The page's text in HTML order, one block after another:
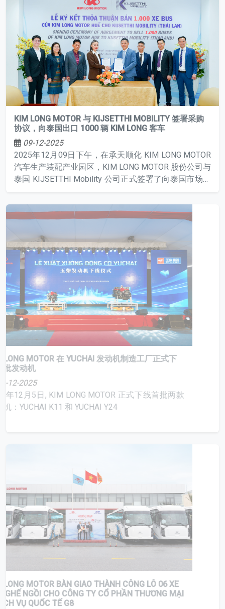
KIM LONG MOTOR 与 KIJSETTHI MOBILITY 签署采购
协议，向泰国出口 1000 辆 KIM LONG 客车
09-12-2025
2025年12月09日下午，在承天顺化 KIM LONG MOTOR
汽车生产装配产业园区，KIM LONG MOTOR 股份公司与
泰国 KIJSETTHI Mobility 公司正式签署了向泰国市场供
KIM LONG MOTOR 在 YUCHAI 发动机制造工厂正式下
线首批发动机
08-12-2025
2025年12月5日, KIM LONG MOTOR 正式下线首批两款
发动机：YUCHAI K11 和 YUCHAI Y24
KIM LONG MOTOR BÀN GIAO THÀNH CÔNG LÔ 06 XE
BUS GHẾ NGỒI CHO CÔNG TY CỔ PHẦN THƯƠNG MẠI
& DỊCH VỤ QUỐC TẾ G8